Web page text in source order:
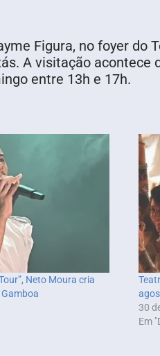
Figura, no foyer do
A visitação acontece
entre 13h e 17h.
Neto Moura cria
30
Em